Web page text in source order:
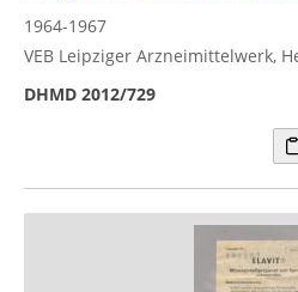
1964-1967
VEB Leipziger Arzneimittelwerk,
DHMD 2012/729